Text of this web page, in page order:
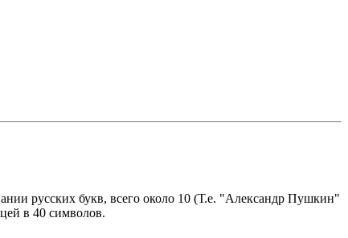
русских букв, всего около 10 (Т.е. "Александр Пушкин"
в 40 символов.